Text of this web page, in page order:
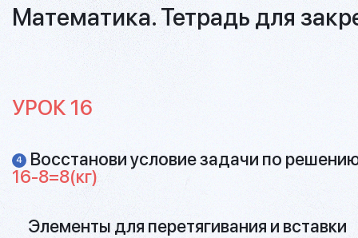
Математика. Тетрадь для
УРОК 16
4
Восстанови условие задачи по
16-8=8(кг)
Элементы для перетягивания и вставки